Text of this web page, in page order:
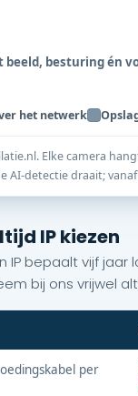
besturing én
het netwerk
Elke camera
detectie draait;
IP kiezen
bepaalt vijf jaar
bij ons vrijwel
per